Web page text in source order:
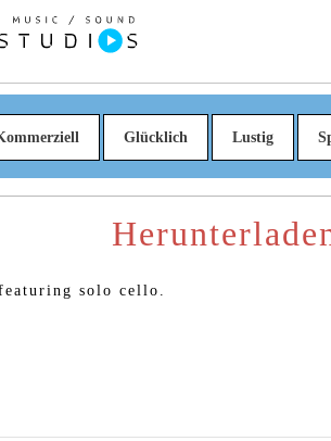
Glücklich Lustig
solo cello.